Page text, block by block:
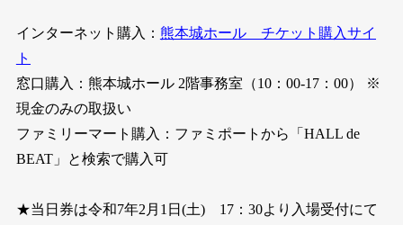
インターネット購入： 熊本城ホール チケット購入サイ
ト
窓口購入：熊本城ホール 2階事務室（10：00-17：00） ※
現金のみの取扱い
ファミリーマート購入：ファミポートから「HALL de
BEAT」と検索で購入可
★当日券は令和7年2月1日(土) 17：30より入場受付にて